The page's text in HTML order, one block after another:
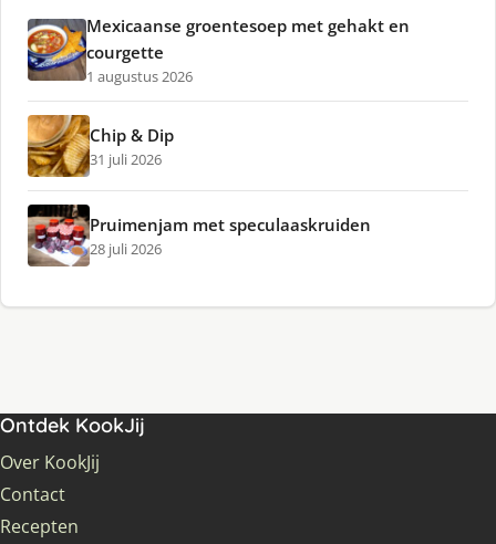
Mexicaanse groentesoep met gehakt en
courgette
1 augustus 2026
Chip & Dip
31 juli 2026
Pruimenjam met speculaaskruiden
28 juli 2026
Ontdek KookJij
Over KookJij
Contact
Recepten